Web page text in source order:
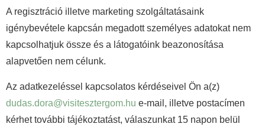
A regisztráció illetve marketing szolgáltatásaink
igénybevétele kapcsán megadott személyes adatokat nem
kapcsolhatjuk össze és a látogatóink beazonosítása
alapvetően nem célunk.
Az adatkezeléssel kapcsolatos kérdéseivel Ön a(z)
dudas.dora@visitesztergom.hu e-mail, illetve postacímen
kérhet további tájékoztatást, válaszunkat 15 napon belül